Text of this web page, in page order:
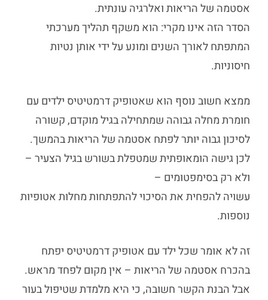
אסטמה של הריאות ואלרגיה עונתית.
הסדר הזה אינו מקרי: הוא משקף תהליך מערכתי
המתפתח לאורך השנים ומונע על ידי אותן נטיות
חיסוניות.
ממצא חשוב נוסף הוא שאטופיק דרמטיטיס ילדים עם
חומרת מחלה גבוהה שמתחילה בגיל מוקדם, קשורה
לסיכון גבוה יותר לפתח אסטמה של הריאות בהמשך.
לכן גישה הומאופתית שמטפלת בשורש בגיל הצעיר –
ולא רק בסימפטומים –
עשויה להפחית את הסיכוי להתפתחות מחלות אטופיות
נוספות.
זה לא אומר שכל ילד עם אטופיק דרמטיטיס יפתח
בהכרח אסטמה של הריאות – אין מקום לפחד מראש.
אבל הבנת הקשר חשובה, כי היא מלמדת שטיפול בעור